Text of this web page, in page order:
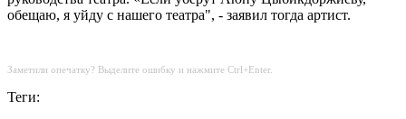
обещаю, я уйду с нашего театра", - заявил тогда артист.
Заметили опечатку? Выделите ошибку и нажмите Ctrl+Enter.
Теги: